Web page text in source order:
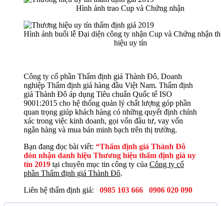
Hình ảnh trao Cup và Chứng nhận
Hình ảnh buổi lễ Đại diện công ty nhận Cup và Chứng nhận
hiệu uy tín
Công ty cổ phần Thẩm định giá Thành Đô, Doanh
nghiệp Thẩm định giá hàng đầu Việt Nam. Thẩm định
giá Thành Đô áp dụng Tiêu chuẩn Quốc tế ISO
9001:2015 cho hệ thống quản lý chất lượng góp phần
quan trọng giúp khách hàng có những quyết định chính
xác trong việc kinh doanh, gọi vốn đầu tư, vay vốn
ngân hàng và mua bán minh bạch trên thị trường.
Bạn đang đọc bài viết: “Thẩm định giá Thành Đô
đón nhận danh hiệu Thương hiệu thẩm định giá uy
tín 2019 tại chuyên mục tin công ty của Công ty cổ
phần Thẩm định giá Thành Đô.
Liên hệ thẩm định giá:
0985 103 666 0906 020 090